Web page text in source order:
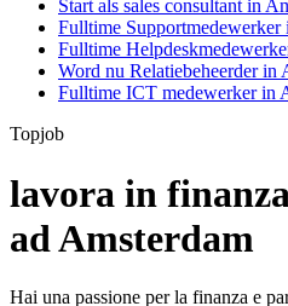
Start als sales consultant in
Fulltime Supportmedewerker
Fulltime
Word nu Relatiebeheerder in
Fulltime ICT medewerker in
Topjob
lavora in
ad Amsterdam
Hai una passione per la finanza e